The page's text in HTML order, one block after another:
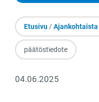
Etusivu/Ajankohtaista
päätöstiedote
04.06.2025